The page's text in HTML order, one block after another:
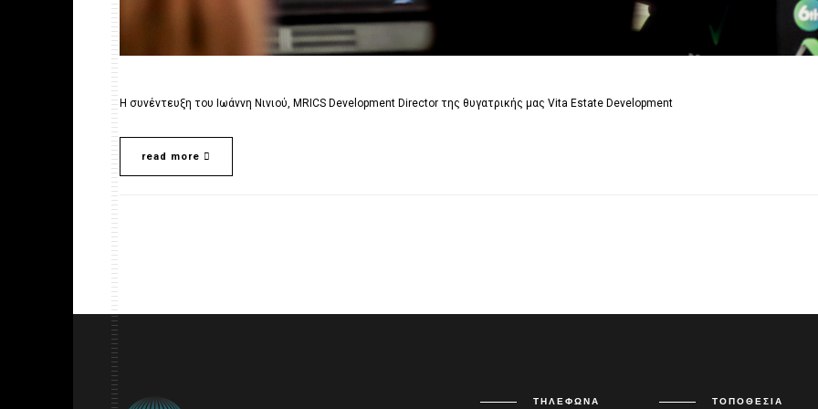
Η συνέντευξη του Ιωάννη Νινιού, MRICS Development Director της θυγατρικής μας Vita Estate Development
read more
ΤΗΛΈΦΩΝΑ ΤΟΠΟΘΕΣΊΑ